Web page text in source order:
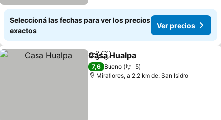
Seleccioná las fechas para ver los precios
exactos
Ver precios
CompartirAñadir a favoritos
Casa Hualpa
7,6 Bueno
5
Miraflores, a 2.2 km de: San Isidro